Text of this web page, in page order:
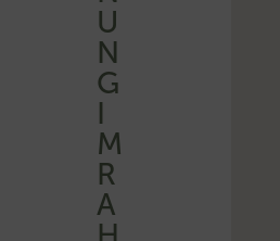
U
N
G
I
M
R
A